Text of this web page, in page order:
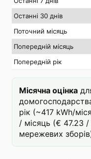
Останні 30 днів
Поточний місяць
Попередній місяць
Попередній рік
Місячна оцінка
рік (~417 kWh/
/ місяць (€ 47.23 /
мережевих